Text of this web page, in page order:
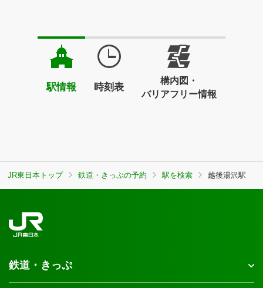
駅情報 時刻表
構内図・
バリアフリー情報
JR東日本トップ 鉄道・きっぷの予約 駅を検索 越後湯沢駅
鉄道・きっぷ